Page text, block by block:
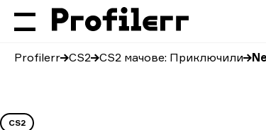
Profilerr CS2 CS2 мачове: Приключили
CS2